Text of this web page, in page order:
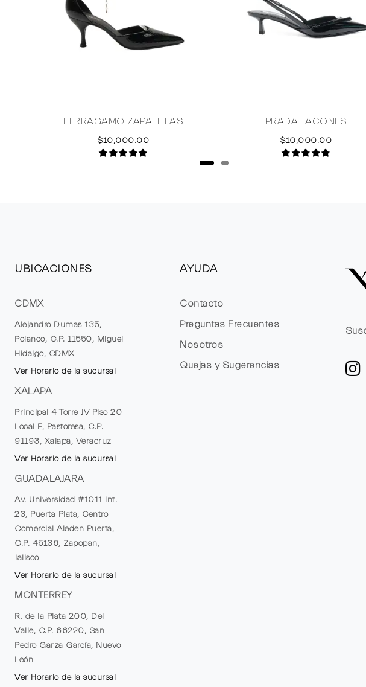
FERRAGAMO ZAPATILLAS
$10,000.00
PRADA TACONES
$10,000.00
UBICACIONES
CDMX
Alejandro Dumas 135,
Polanco, C.P. 11550, Miguel
Hidalgo, CDMX
Ver Horario de la sucursal
XALAPA
Principal 4 Torre JV Piso 20
Local E, Pastoresa, C.P.
91193, Xalapa, Veracruz
Ver Horario de la sucursal
GUADALAJARA
Av. Universidad #1011 Int.
23, Puerta Plata, Centro
Comercial Aleden Puerta,
C.P. 45136, Zapopan,
Jalisco
Ver Horario de la sucursal
MONTERREY
R. de la Plata 200, Del
Valle, C.P. 66220, San
Pedro Garza García, Nuevo
León
Ver Horario de la sucursal
AYUDA
Contacto
Preguntas Frecuentes
Nosotros
Quejas y Sugerencias